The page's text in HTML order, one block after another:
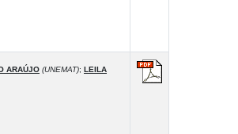
ARAÚJO (UNEMAT); LEILA